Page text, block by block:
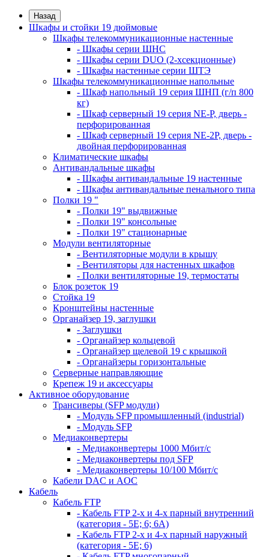
Назад
Шкафы и стойки 19 дюймовые
Шкафы телекоммуникационные настенные
- Шкафы серии ШНС
- Шкафы серии DUO (2-хсекционные)
- Шкафы настенные серии ШТЭ
Шкафы телекоммуникационные напольные
- Шкаф напольный 19 серия ШНП (г/п 800
кг)
- Шкаф серверный 19 серия NE-P, дверь -
перфорированная
- Шкаф серверный 19 серия NE-2P, дверь -
двойная перфорированная
Климатические шкафы
Антивандальные шкафы
- Шкафы антивандальные 19 настенные
- Шкафы антивандальные пенального типа
Полки 19 "
- Полки 19" выдвижные
- Полки 19" консольные
- Полки 19" стационарные
Модули вентиляторные
- Вентиляторные модули в крышу
- Вентиляторы для настенных шкафов
- Полки вентиляторные 19, термостаты
Блок розеток 19
Стойка 19
Кронштейны настенные
Органайзер 19, заглушки
- Заглушки
- Органайзер кольцевой
- Органайзер щелевой 19 с крышкой
- Органайзеры горизонтальные
Серверные направляющие
Крепеж 19 и аксессуары
Активное оборудование
Трансиверы (SFP модули)
- Модуль SFP промышленный (industrial)
- Модуль SFP
Медиаконвертеры
- Медиаконвертеры 1000 Мбит/с
- Медиаконвертеры под SFP
- Медиаконвертеры 10/100 Мбит/с
Кабели DAC и AOC
Кабель
Кабель FTP
- Кабель FTP 2-х и 4-х парный внутренний
(категория - 5Е; 6; 6А)
- Кабель FTP 2-х и 4-х парный наружный
(категория - 5Е; 6)